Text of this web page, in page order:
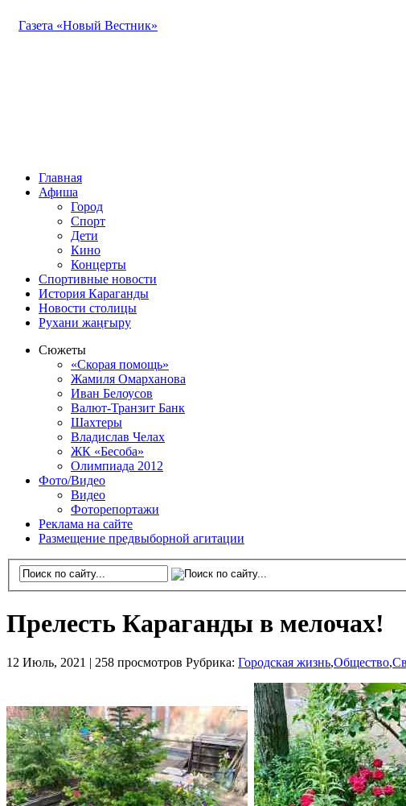
Газета «Новый Вестник»
Главная
Афиша
Город
Спорт
Дети
Кино
Концерты
Спортивные новости
История Караганды
Новости столицы
Рухани жаңғыру
Сюжеты
«Скорая помощь»
Жамиля Омарханова
Иван Белоусов
Валют-Транзит Банк
Шахтеры
Владислав Челах
ЖК «Бесоба»
Олимпиада 2012
Фото/Видео
Видео
Фоторепортажи
Реклама на сайте
Размещение предвыборной агитации
Прелесть Караганды в мелочах!
12 Июль, 2021 | 258 просмотров Рубрика: Городская жизнь,Общество,